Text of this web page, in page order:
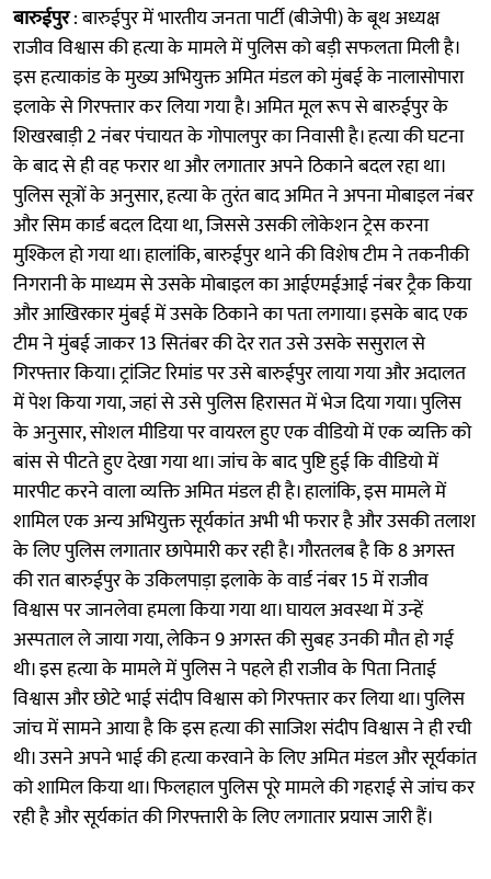
बारुईपुर: बारुईपुर में भारतीय जनता पार्टी (बीजेपी) के बूथ अध्यक्ष
राजीव विश्वास की हत्या के मामले में पुलिस को बड़ी सफलता मिली है।
इस हत्याकांड के मुख्य अभियुक्त अमित मंडल को मुंबई के नालासोपारा
इलाके से गिरफ्तार कर लिया गया है। अमित मूल रूप से बारुईपुर के
शिखरबाड़ी 2 नंबर पंचायत के गोपालपुर का निवासी है। हत्या की घटना
के बाद से ही वह फरार था और लगातार अपने ठिकाने बदल रहा था।
पुलिस सूत्रों के अनुसार, हत्या के तुरंत बाद अमित ने अपना मोबाइल नंबर
और सिम कार्ड बदल दिया था, जिससे उसकी लोकेशन ट्रेस करना
मुश्किल हो गया था। हालांकि, बारुईपुर थाने की विशेष टीम ने तकनीकी
निगरानी के माध्यम से उसके मोबाइल का आईएमईआई नंबर ट्रैक किया
और आखिरकार मुंबई में उसके ठिकाने का पता लगाया। इसके बाद एक
टीम ने मुंबई जाकर 13 सितंबर की देर रात उसे उसके ससुराल से
गिरफ्तार किया। ट्रांजिट रिमांड पर उसे बारुईपुर लाया गया और अदालत
में पेश किया गया, जहां से उसे पुलिस हिरासत में भेज दिया गया। पुलिस
के अनुसार, सोशल मीडिया पर वायरल हुए एक वीडियो में एक व्यक्ति को
बांस से पीटते हुए देखा गया था। जांच के बाद पुष्टि हुई कि वीडियो में
मारपीट करने वाला व्यक्ति अमित मंडल ही है। हालांकि, इस मामले में
शामिल एक अन्य अभियुक्त सूर्यकांत अभी भी फरार है और उसकी तलाश
के लिए पुलिस लगातार छापेमारी कर रही है। गौरतलब है कि 8 अगस्त
की रात बारुईपुर के उकिलपाड़ा इलाके के वार्ड नंबर 15 में राजीव
विश्वास पर जानलेवा हमला किया गया था। घायल अवस्था में उन्हें
अस्पताल ले जाया गया, लेकिन 9 अगस्त की सुबह उनकी मौत हो गई
थी। इस हत्या के मामले में पुलिस ने पहले ही राजीव के पिता निताई
विश्वास और छोटे भाई संदीप विश्वास को गिरफ्तार कर लिया था। पुलिस
जांच में सामने आया है कि इस हत्या की साजिश संदीप विश्वास ने ही रची
थी। उसने अपने भाई की हत्या करवाने के लिए अमित मंडल और सूर्यकांत
को शामिल किया था। फिलहाल पुलिस पूरे मामले की गहराई से जांच कर
रही है और सूर्यकांत की गिरफ्तारी के लिए लगातार प्रयास जारी हैं।